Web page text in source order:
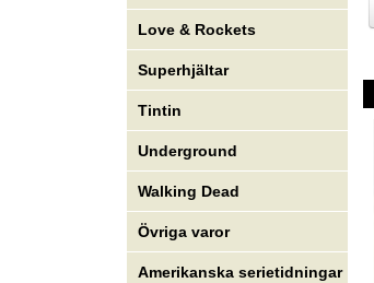
Love & Rockets
Superhjältar
Tintin
Underground
Walking Dead
Övriga varor
Amerikanska serietidningar